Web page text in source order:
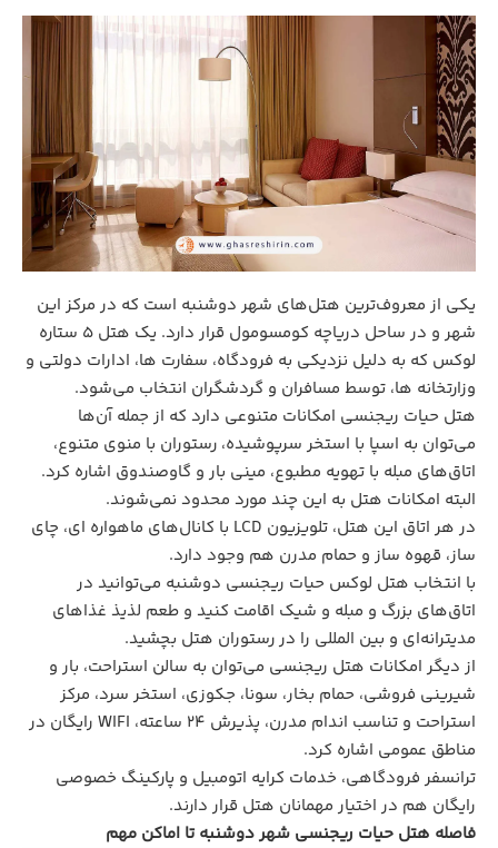
یکی از معروف‌ترین هتل‌های شهر دوشنبه است که در مرکز این
شهر و در ساحل دریاچه کومسومول قرار دارد. یک هتل ۵ ستاره
لوکس که به دلیل نزدیکی به فرودگاه، سفارت ها، ادارات دولتی و
وزارتخانه ها، توسط مسافران و گردشگران انتخاب می‌شود.
هتل حیات ریجنسی امکانات متنوعی دارد که از جمله آن‌ها
می‌توان به اسپا با استخر سرپوشیده، رستوران با منوی متنوع،
اتاق‌های مبله با تهویه مطبوع، مینی بار و گاوصندوق اشاره کرد.
البته امکانات هتل به این چند مورد محدود نمی‌شوند.
در هر اتاق این هتل، تلویزیون LCD با کانال‌های ماهواره ای، چای
ساز، قهوه ساز و حمام مدرن هم وجود دارد.
با انتخاب هتل لوکس حیات ریجنسی دوشنبه می‌توانید در
اتاق‌های بزرگ و مبله و شیک اقامت کنید و طعم لذیذ غذاهای
مدیترانه‌ای و بین المللی را در رستوران هتل بچشید.
از دیگر امکانات هتل ریجنسی می‌توان به سالن استراحت، بار و
شیرینی فروشی، حمام بخار، سونا، جکوزی، استخر سرد، مرکز
استراحت و تناسب اندام مدرن، پذیرش ۲۴ ساعته، WIFI رایگان در
مناطق عمومی اشاره کرد.
ترانسفر فرودگاهی، خدمات کرایه اتومبیل و پارکینگ خصوصی
رایگان هم در اختیار مهمانان هتل قرار دارند.
فاصله هتل حیات ریجنسی شهر دوشنبه تا اماکن مهم